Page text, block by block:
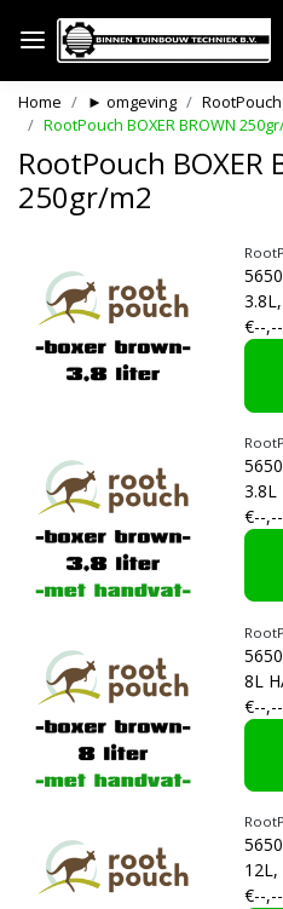
Home ► omgeving
RootPouch BOXER BROWN
RootPouch BOXER
250gr/m2
€--,--
3.8L
€--,--
8L
€--,--
€--,--